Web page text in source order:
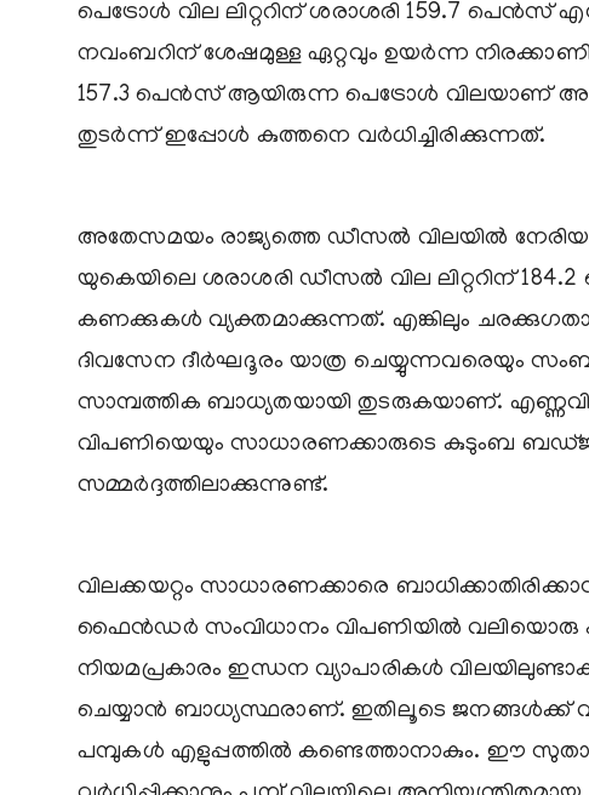
പെട്രോൾ വില ലിറ്ററിന് ശരാശരി 159.7 പെൻസ്
നവംബറിന് ശേഷമുള്ള ഏറ്റവും ഉയർന്ന
157.3 പെൻസ് ആയിരുന്ന പെട്രോൾ വിലയാണ്
തുടർന്ന് ഇപ്പോൾ കുത്തനെ വർധിച്ചിരിക്കുന്നത്.
അതേസമയം രാജ്യത്തെ ഡീസൽ വിലയിൽ നേരിയ
യുകെയിലെ ശരാശരി ഡീസൽ വില ലിറ്ററിന്
കണക്കുകൾ വ്യക്തമാക്കുന്നത്. എങ്കിലും
ദിവസേന ദീർഘദൂരം യാത്ര ചെയ്യുന്നവരെയും
സാമ്പത്തിക ബാധ്യതയായി തുടരുകയാണ്.
വിപണിയെയും സാധാരണക്കാരുടെ കുടുംബ
സമ്മർദ്ദത്തിലാക്കുന്നുണ്ട്.
വിലക്കയറ്റം സാധാരണക്കാരെ
ഫൈൻഡർ സംവിധാനം വിപണിയിൽ വലിയൊരു
നിയമപ്രകാരം ഇന്ധന വ്യാപാരികൾ
ചെയ്യാൻ ബാധ്യസ്ഥരാണ്. ഇതിലൂടെ ജനങ്ങൾക്ക്
പമ്പുകൾ എളുപ്പത്തിൽ കണ്ടെത്താനാകും. ഈ